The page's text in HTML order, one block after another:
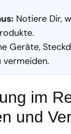
Notiere Dir,
Geräte,
vermeiden.
im
und